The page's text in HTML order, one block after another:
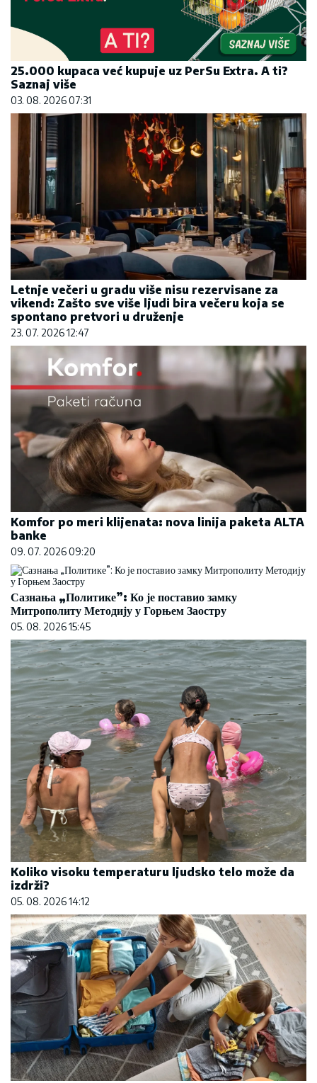
25.000 kupaca već kupuje uz PerSu Extra. A ti?
Saznaj više
03. 08. 2026 07:31
Letnje večeri u gradu više nisu rezervisane za
vikend: Zašto sve više ljudi bira večeru koja se
spontano pretvori u druženje
23. 07. 2026 12:47
Komfor po meri klijenata: nova linija paketa ALTA
banke
09. 07. 2026 09:20
Сазнања „Политике”: Ко је поставио замку
Митрополиту Методију у Горњем Заостру
05. 08. 2026 15:45
Koliko visoku temperaturu ljudsko telo može da
izdrži?
05. 08. 2026 14:12